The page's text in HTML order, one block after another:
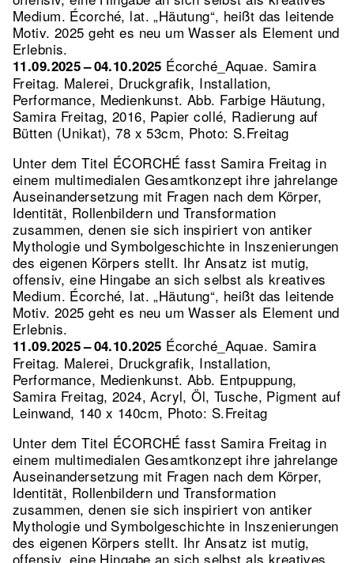
Medium. Écorché, lat. „Häutung“, heißt das leitende
Motiv. 2025 geht es neu um Wasser als Element und
Erlebnis.
11.09.2025 – 04.10.2025 Écorché_Aquae. Samira
Freitag. Malerei, Druckgrafik, Installation,
Performance, Medienkunst.Abb. Farbige Häutung,
Samira Freitag, 2016, Papier collé, Radierung auf
Bütten (Unikat), 78 x 53cm, Photo: S.Freitag
Unter dem Titel ÉCORCHÉ fasst Samira Freitag in
einem multimedialen Gesamtkonzept ihre jahrelange
Auseinandersetzung mit Fragen nach dem Körper,
Identität, Rollenbildern und Transformation
zusammen, denen sie sich inspiriert von antiker
Mythologie und Symbolgeschichte in Inszenierungen
des eigenen Körpers stellt. Ihr Ansatz ist mutig,
offensiv, eine Hingabe an sich selbst als kreatives
Medium. Écorché, lat. „Häutung“, heißt das leitende
Motiv. 2025 geht es neu um Wasser als Element und
Erlebnis.
11.09.2025 – 04.10.2025 Écorché_Aquae. Samira
Freitag. Malerei, Druckgrafik, Installation,
Performance, Medienkunst.Abb. Entpuppung,
Samira Freitag, 2024, Acryl, Öl, Tusche, Pigment auf
Leinwand, 140 x 140cm, Photo: S.Freitag
Unter dem Titel ÉCORCHÉ fasst Samira Freitag in
einem multimedialen Gesamtkonzept ihre jahrelange
Auseinandersetzung mit Fragen nach dem Körper,
Identität, Rollenbildern und Transformation
zusammen, denen sie sich inspiriert von antiker
Mythologie und Symbolgeschichte in Inszenierungen
des eigenen Körpers stellt. Ihr Ansatz ist mutig,
offensiv, eine Hingabe an sich selbst als kreatives